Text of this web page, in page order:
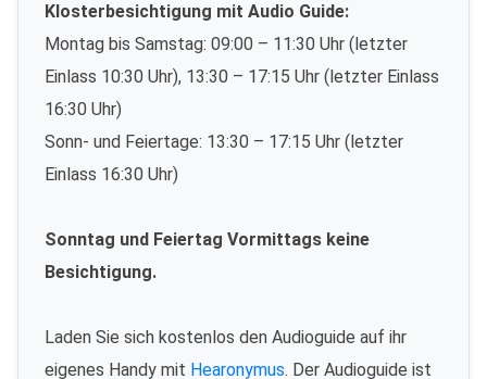
Klosterbesichtigung mit Audio Guide:
Montag bis Samstag: 09:00 – 11:30 Uhr (letzter
Einlass 10:30 Uhr), 13:30 – 17:15 Uhr (letzter Einlass
16:30 Uhr)
Sonn- und Feiertage: 13:30 – 17:15 Uhr (letzter
Einlass 16:30 Uhr)
Sonntag und Feiertag Vormittags keine
Besichtigung.
Laden Sie sich kostenlos den Audioguide auf ihr
eigenes Handy mit Hearonymus. Der Audioguide ist